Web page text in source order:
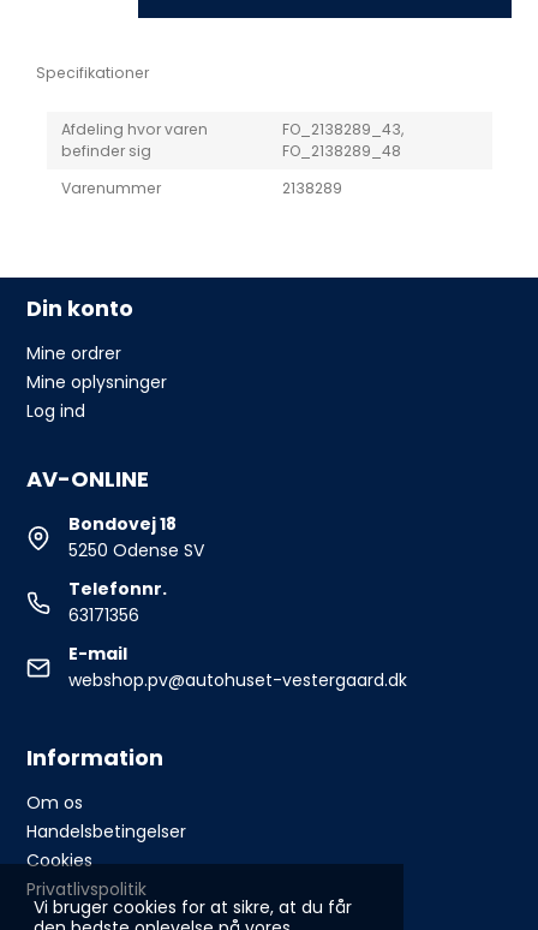
Vi bruger cookies for at sikre, at du får
Specifikationer
Afdeling hvor varen
befinder sig
FO_2138289_43,
FO_2138289_48
Varenummer
2138289
Din konto
Mine ordrer
Mine oplysninger
Log ind
AV-ONLINE
Bondovej 18
5250 Odense SV
Telefonnr.
63171356
E-mail
webshop.pv@autohuset-vestergaard.dk
Information
Om os
Handelsbetingelser
Cookies
Privatlivspolitik